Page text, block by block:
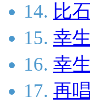
14. 比
15. 幸
16. 幸
17. 再